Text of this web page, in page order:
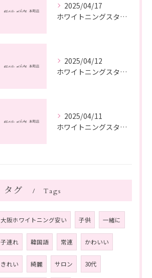
2025/04/17
ホワイトニングスタッフ日記
2025/04/12
ホワイトニングスタッフ日記
2025/04/11
ホワイトニングスタッフ日記
タグ Tags
大阪ホワイトニング安い 子供 一緒に
子連れ 韓国語 常連 かわいい
きれい 綺麗 サロン 30代